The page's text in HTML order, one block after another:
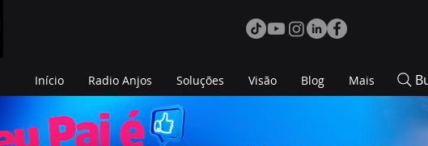
Início Radio Anjos Soluções Visão Blog Mais